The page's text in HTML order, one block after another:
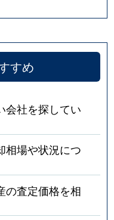
すめ
会社を探してい
相場や状況につ
の査定価格を相